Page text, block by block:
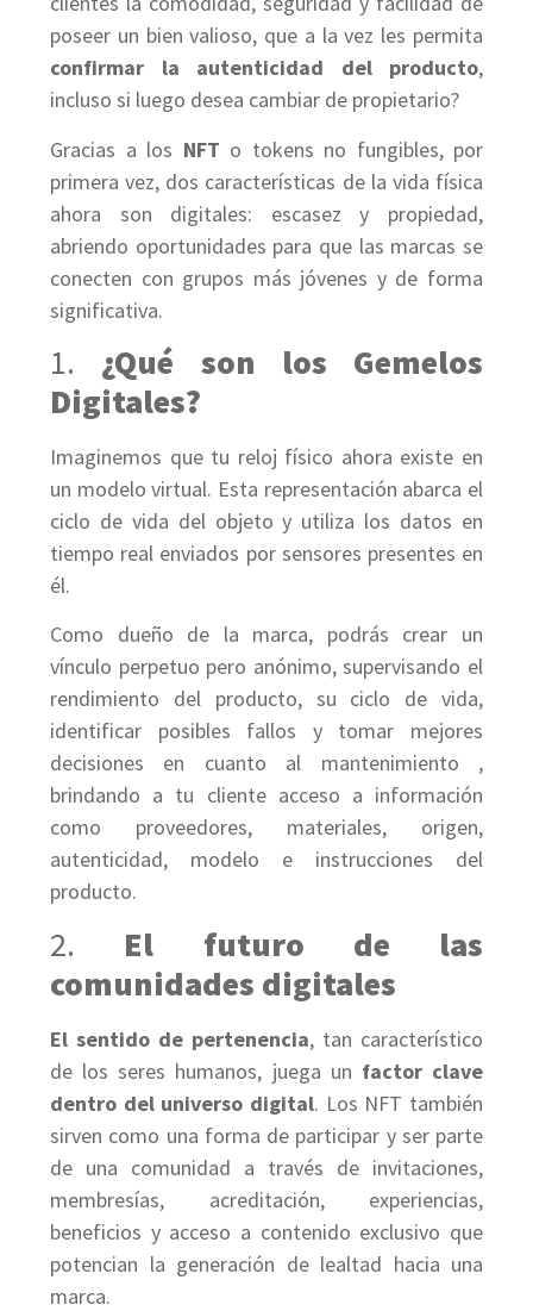
poseer un bien valioso, que a la vez les permita
confirmar la autenticidad del producto,
incluso si luego desea cambiar de propietario?
Gracias a los NFT o tokens no fungibles, por
primera vez, dos características de la vida física
ahora son digitales: escasez y propiedad,
abriendo oportunidades para que las marcas se
conecten con grupos más jóvenes y de forma
significativa.
1. ¿Qué son los Gemelos
Digitales?
Imaginemos que tu reloj físico ahora existe en
un modelo virtual. Esta representación abarca el
ciclo de vida del objeto y utiliza los datos en
tiempo real enviados por sensores presentes en
él.
Como dueño de la marca, podrás crear un
vínculo perpetuo pero anónimo, supervisando el
rendimiento del producto, su ciclo de vida,
identificar posibles fallos y tomar mejores
decisiones en cuanto al mantenimiento ,
brindando a tu cliente acceso a información
como proveedores, materiales, origen,
autenticidad, modelo e instrucciones del
producto.
2. El futuro de las
comunidades digitales
El sentido de pertenencia, tan característico
de los seres humanos, juega un factor clave
dentro del universo digital. Los NFT también
sirven como una forma de participar y ser parte
de una comunidad a través de invitaciones,
membresías, acreditación, experiencias,
beneficios y acceso a contenido exclusivo que
potencian la generación de lealtad hacia una
marca.